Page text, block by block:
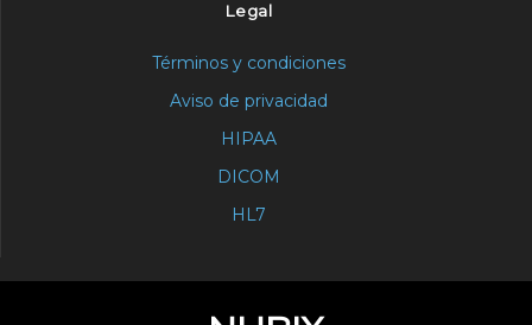
Legal
Términos y condiciones
Aviso de privacidad
HIPAA
DICOM
HL7